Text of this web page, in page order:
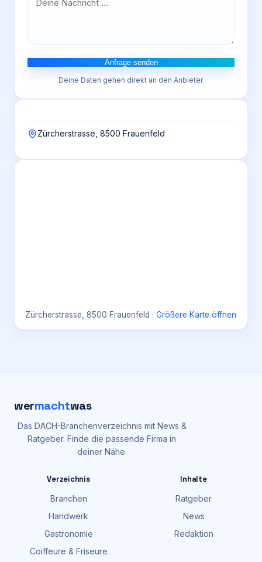
Anfrage senden
Deine Daten gehen direkt an den Anbieter.
Zürcherstrasse, 8500 Frauenfeld
Zürcherstrasse, 8500 Frauenfeld · Größere Karte öffnen
wermachtwas
Das DACH-Branchenverzeichnis mit News &
Ratgeber. Finde die passende Firma in
deiner Nähe.
Verzeichnis
Branchen
Handwerk
Gastronomie
Coiffeure & Friseure
Inhalte
Ratgeber
News
Redaktion